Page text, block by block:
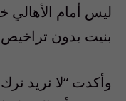
ليس أمام
بنيت بدون
وأكدت “لا نريد ترك